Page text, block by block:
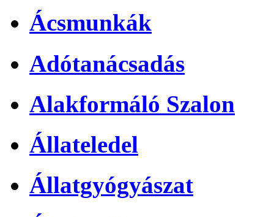
Ácsmunkák
Adótanácsadás
Alakformáló Szalon
Állateledel
Állatgyógyászat